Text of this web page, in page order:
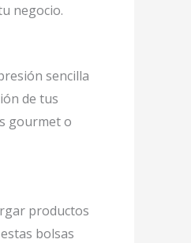
negocio.
sencilla
de tus
gourmet o
productos
bolsas